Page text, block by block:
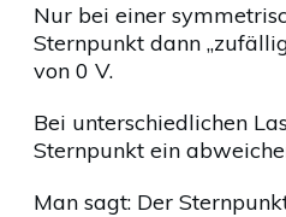
Nur bei einer
Sternpunkt dann
von 0 V.
Bei unterschiedlichen
Sternpunkt ein
Man sagt: Der